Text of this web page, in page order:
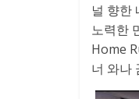
널 향한
노력한
Home
너 와나